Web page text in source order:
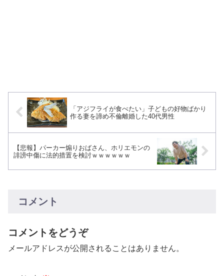
「アジフライが食べたい」子どもの好物ばかり
作る妻を諦め不倫離婚した40代男性
【悲報】パーカー煽りおばさん、ホリエモンの
誹謗中傷に法的措置を検討ｗｗｗｗｗｗ
コメント
コメントをどうぞ
メールアドレスが公開されることはありません。